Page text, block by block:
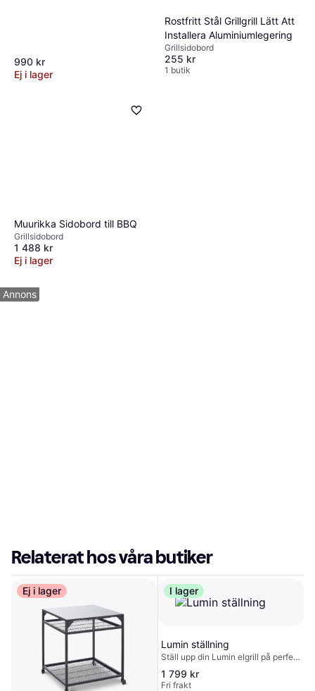
990 kr
Ej i lager
Rostfritt Stål Grillgrill Lätt Att
Installera Aluminiumlegering
Grillsidobord
255 kr
1 butik
Muurikka Sidobord till BBQ
Grillsidobord
1 488 kr
Ej i lager
Annons
Relaterat hos våra butiker
Ej i lager I lager
Lumin ställning
Ställ upp din Lumin elgrill på perfekt
höjd med detta robusta och
lättmonterade stativ. Sidoskenorna
1 799 kr
Fri frakt